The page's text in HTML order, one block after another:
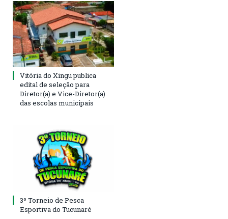
Vitória do Xingu publica
edital de seleção para
Diretor(a) e Vice-Diretor(a)
das escolas municipais
3º Torneio de Pesca
Esportiva do Tucunaré